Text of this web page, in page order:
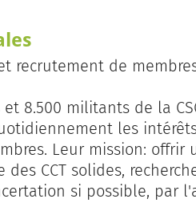
recrutement de
et 8.500 militants de la
les
Leur mission: offrir
des CCT solides,
si possible, par